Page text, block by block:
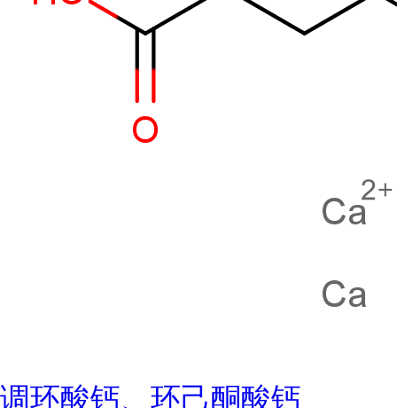
调环酸钙、环己酮酸钙